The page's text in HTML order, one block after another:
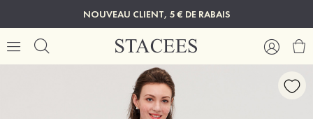
NOUVEAU CLIENT, 5 € DE RABAIS